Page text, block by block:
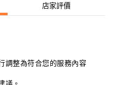
店家評價
調整為符合您的服務內容